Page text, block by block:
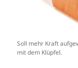
Soll mehr Kraft
mit dem Klüpfel.